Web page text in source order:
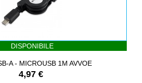
DISPONIBILE
A - MICROUSB 1M AVVOE
4,97 €